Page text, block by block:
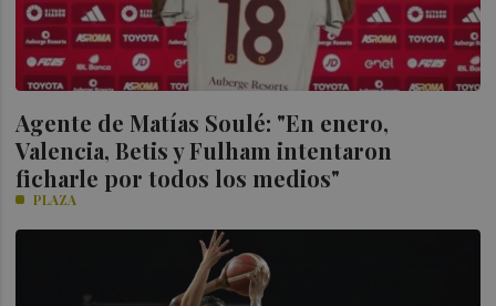
Agente de Matías Soulé: "En enero,
Valencia, Betis y Fulham intentaron
ficharle por todos los medios"
PLAZA